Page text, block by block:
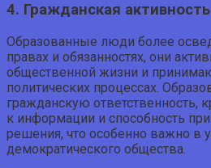
4. Гражданская активность
Образованные люди более
правах и обязанностях, они
общественной жизни и
политических процессах.
гражданскую ответственность,
к информации и способность
решения, что особенно важно в
демократического общества.